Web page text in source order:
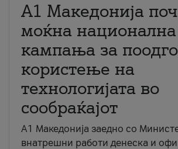
A1 Македонија
моќна национална
кампања за
користење на
технологијата во
сообраќајот
A1 Македонија заедно со
внатрешни работи денеска и